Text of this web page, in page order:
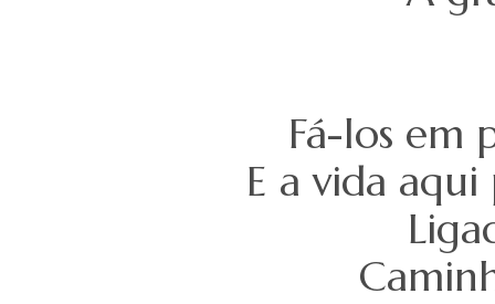
Fá-los em
E a vida